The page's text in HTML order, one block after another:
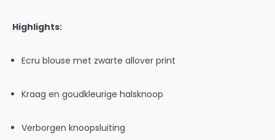
Highlights:
Ecru blouse met zwarte allover print
Kraag en goudkleurige halsknoop
Verborgen knoopsluiting